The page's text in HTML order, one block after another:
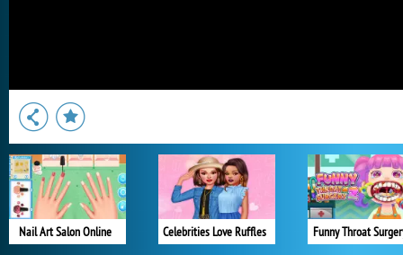
Nail Art Salon Online Celebrities Love Ruffles Funny Throat